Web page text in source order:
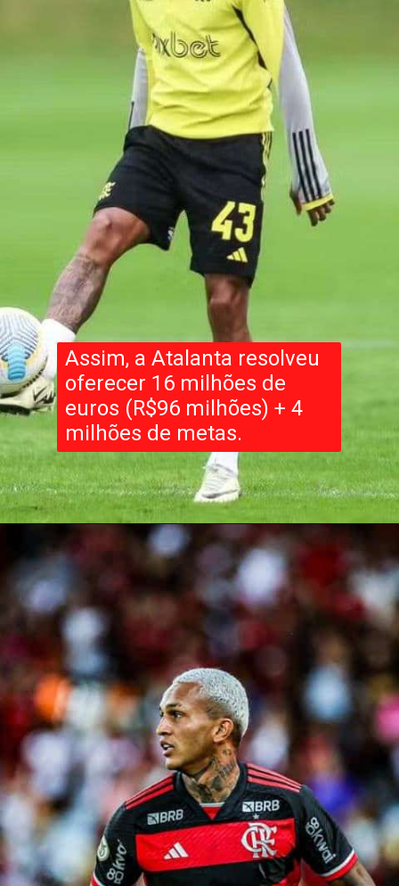
Assim, a Atalanta resolveu
oferecer 16 milhões de
euros (R$96 milhões) + 4
milhões de metas.